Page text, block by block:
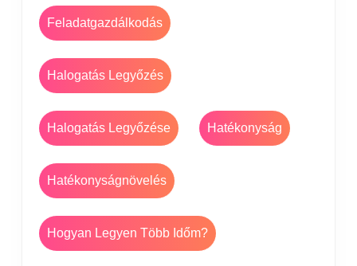
Feladatgazdálkodás
Halogatás Legyőzés
Halogatás Legyőzése Hatékonyság
Hatékonyságnövelés
Hogyan Legyen Több Időm?